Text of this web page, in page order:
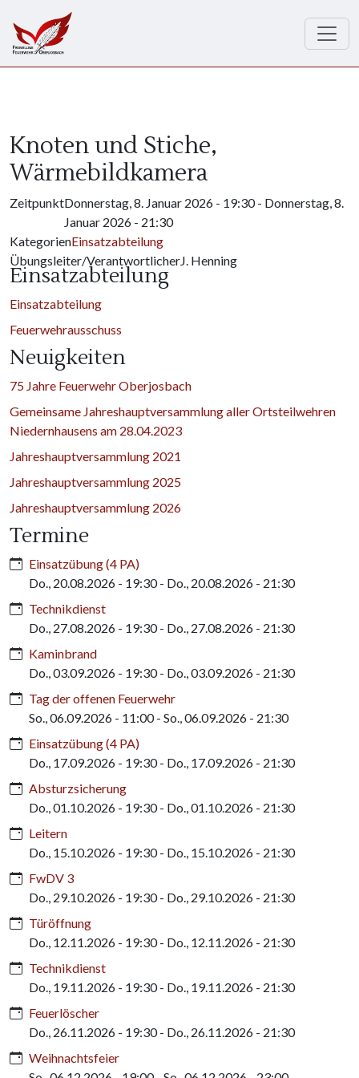
Knoten und Stiche,
Wärmebildkamera
ZeitpunktDonnerstag, 8. Januar 2026 - 19:30- Donnerstag, 8.
Januar 2026 - 21:30
KategorienEinsatzabteilung
Übungsleiter/VerantwortlicherJ. Henning
Einsatzabteilung
Einsatzabteilung
Feuerwehrausschuss
Neuigkeiten
75 Jahre Feuerwehr Oberjosbach
Gemeinsame Jahreshauptversammlung aller Ortsteilwehren
Niedernhausens am 28.04.2023
Jahreshauptversammlung 2021
Jahreshauptversammlung 2025
Jahreshauptversammlung 2026
Termine
Einsatzübung (4 PA)
Do., 20.08.2026 - 19:30- Do., 20.08.2026 - 21:30
Technikdienst
Do., 27.08.2026 - 19:30- Do., 27.08.2026 - 21:30
Kaminbrand
Do., 03.09.2026 - 19:30- Do., 03.09.2026 - 21:30
Tag der offenen Feuerwehr
So., 06.09.2026 - 11:00- So., 06.09.2026 - 21:30
Einsatzübung (4 PA)
Do., 17.09.2026 - 19:30- Do., 17.09.2026 - 21:30
Absturzsicherung
Do., 01.10.2026 - 19:30- Do., 01.10.2026 - 21:30
Leitern
Do., 15.10.2026 - 19:30- Do., 15.10.2026 - 21:30
FwDV 3
Do., 29.10.2026 - 19:30- Do., 29.10.2026 - 21:30
Türöffnung
Do., 12.11.2026 - 19:30- Do., 12.11.2026 - 21:30
Technikdienst
Do., 19.11.2026 - 19:30- Do., 19.11.2026 - 21:30
Feuerlöscher
Do., 26.11.2026 - 19:30- Do., 26.11.2026 - 21:30
Weihnachtsfeier